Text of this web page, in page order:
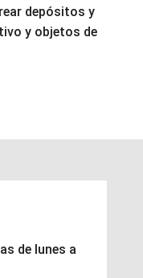
depósitos y
y objetos de
de lunes a